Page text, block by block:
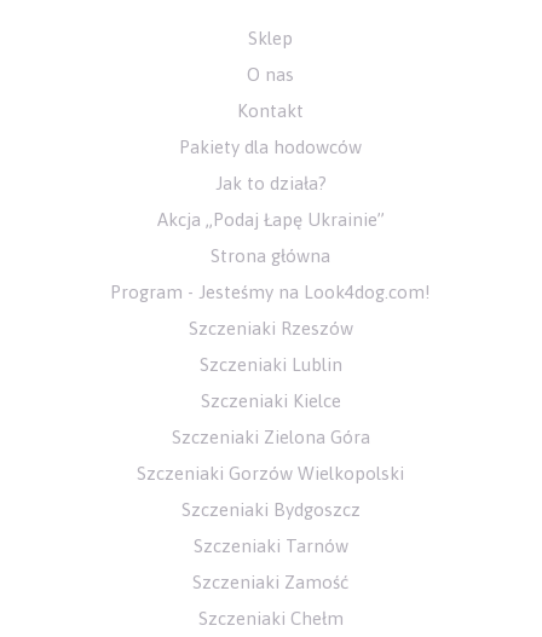
Sklep
O nas
Kontakt
Pakiety dla hodowców
Jak to działa?
Akcja „Podaj Łapę Ukrainie”
Strona główna
Program - Jesteśmy na Look4dog.com!
Szczeniaki Rzeszów
Szczeniaki Lublin
Szczeniaki Kielce
Szczeniaki Zielona Góra
Szczeniaki Gorzów Wielkopolski
Szczeniaki Bydgoszcz
Szczeniaki Tarnów
Szczeniaki Zamość
Szczeniaki Chełm